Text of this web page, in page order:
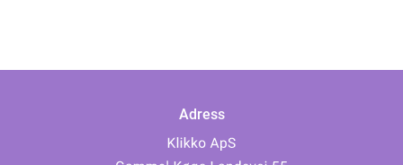
Adress